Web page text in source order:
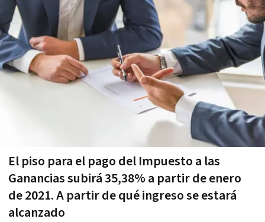
El piso para el pago del Impuesto a las
Ganancias subirá 35,38% a partir de enero
de 2021. A partir de qué ingreso se estará
alcanzado